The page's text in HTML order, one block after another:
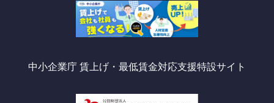
中小企業庁 賃上げ・最低賃金対応支援特設サイト